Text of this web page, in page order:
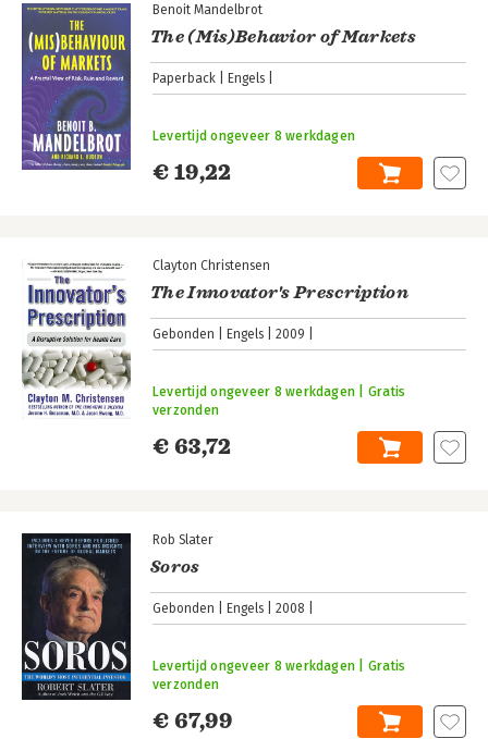
Benoit Mandelbrot
The (Mis)Behavior of Markets
Paperback Engels
€ 19,22
Levertijd ongeveer 8 werkdagen
Clayton Christensen
The Innovator's Prescription
Gebonden Engels 2009
€ 63,72
Levertijd ongeveer 8 werkdagen | Gratis
verzonden
Rob Slater
Soros
Gebonden Engels 2008
€ 67,99
Levertijd ongeveer 8 werkdagen | Gratis
verzonden